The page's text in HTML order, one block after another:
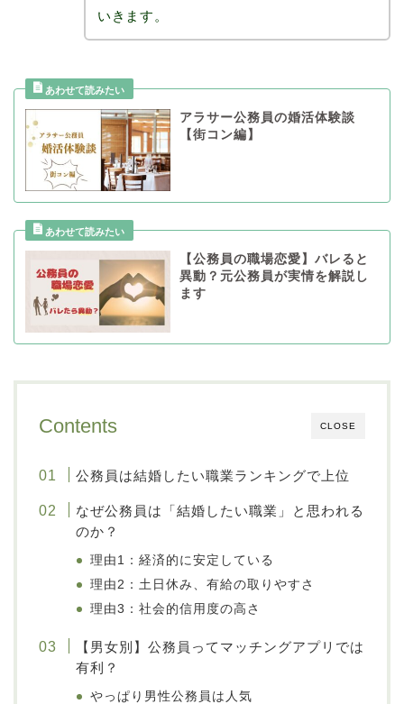
いきます。
アラサー公務員の婚活体験談
【街コン編】
【公務員の職場恋愛】バレると
異動？元公務員が実情を解説し
ます
CLOSE
Contents
公務員は結婚したい職業ランキングで上位
なぜ公務員は「結婚したい職業」と思われる
のか？
理由1：経済的に安定している
理由2：土日休み、有給の取りやすさ
理由3：社会的信用度の高さ
【男女別】公務員ってマッチングアプリでは
有利？
やっぱり男性公務員は人気